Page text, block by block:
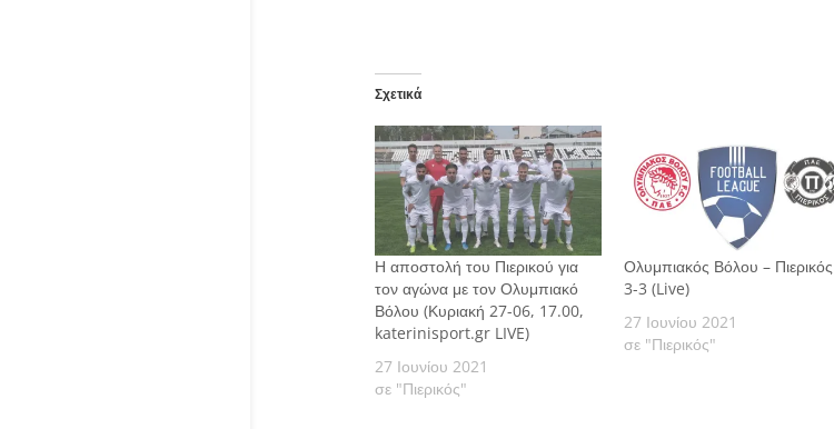
Σχετικά
Η αποστολή του Πιερικού για
τον αγώνα με τον Ολυμπιακό
Βόλου (Κυριακή 27-06, 17.00,
katerinisport.gr LIVE)
27 Ιουνίου 2021
σε "Πιερικός"
Ολυμπιακός Βόλου – Πιερικός
3-3 (Live)
27 Ιουνίου 2021
σε "Πιερικός"